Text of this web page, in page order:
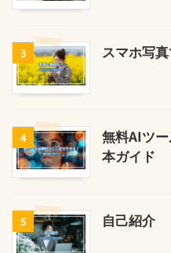
3 スマホ写
4
無料AIツ
本ガイド
5 自己紹介